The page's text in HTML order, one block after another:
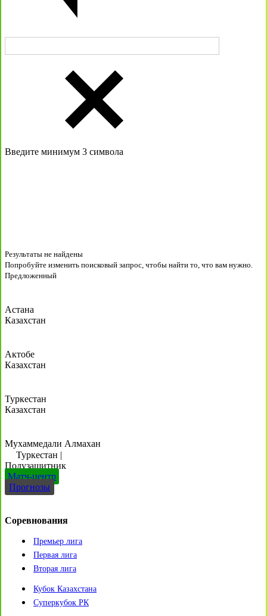
Введите минимум 3 символа
Результаты не найдены
Попробуйте изменить поисковый запрос, чтобы найти то, что вам нужно.
Предложенный
Астана
Казахстан
Актобе
Казахстан
Туркестан
Казахстан
Мухаммедали Алмахан
Туркестан |
Полузащитник
Матч-центр
Прогнозы
Соревнования
Премьер лига
Первая лига
Вторая лига
Кубок Казахстана
Суперкубок РК